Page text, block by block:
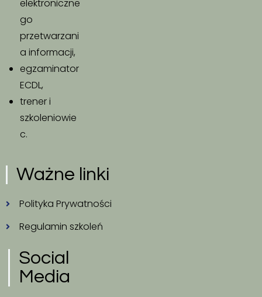
elektroniczne
go
przetwarzani
a informacji,
egzaminator
ECDL,
trener i
szkoleniowie
c.
Ważne linki
Polityka Prywatności
Regulamin szkoleń
Social
Media